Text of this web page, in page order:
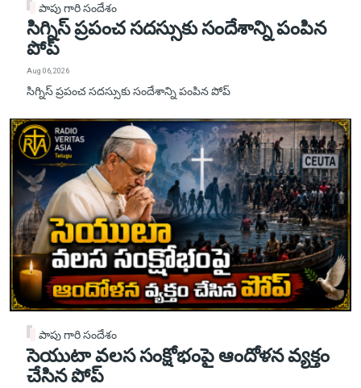
పాపు గారి సందేశం
సిగ్నిస్ ప్రపంచ సదస్సుకు సందేశాన్ని పంపిన
పోప్
Aug 06, 2026
సిగ్నిస్ ప్రపంచ సదస్సుకు సందేశాన్ని పంపిన పోప్
పాపు గారి సందేశం
సెయుటా వలస సంక్షోభంపై ఆందోళన వ్యక్తం
చేసిన పోప్